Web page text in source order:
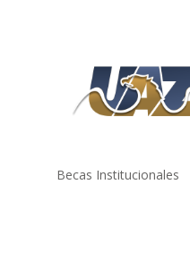
Becas Institucionales